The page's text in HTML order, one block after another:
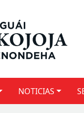
NOTICIAS